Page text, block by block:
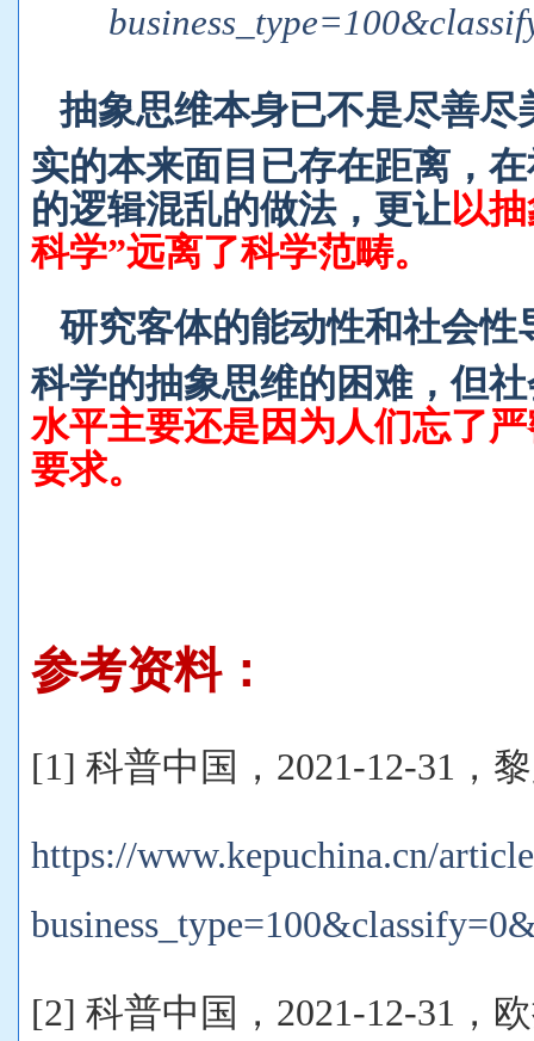
抽象思维本身已不是尽善
实的本来面目已存在距离，
的逻辑混乱的做法，更让以
科学”远离了科学范畴。
研究客体的能动性和社会
科学的抽象思维的困难，但
水平主要还是因为人们忘了
要求。
参考资料：
[1] 科普中国，2021-12-31，
https://www.kepuchina.cn/
[2] 科普中国，2021-12-31，